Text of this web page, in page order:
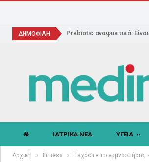
ΔΗΜΟΦΙΛΗ Prebiotic αναψυκτικά:
ΙΑΤΡΙΚΑ ΝΕΑ ΥΓΕΙΑ
Αρχική Fitness Ξεχάστε το γυμναστήριο,